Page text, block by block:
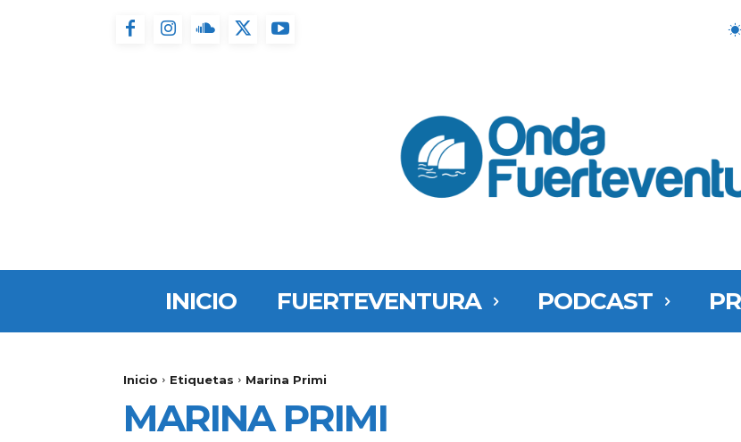
INICIO FUERTEVENTURA PODCAST
Inicio Etiquetas Marina Primi
MARINA PRIMI